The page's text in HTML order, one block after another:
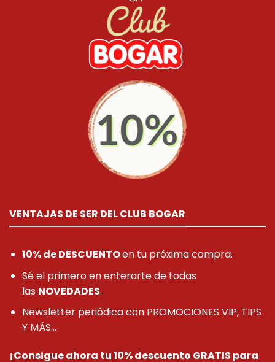
VENTAJAS DE SER DEL CLUB BOGAR
10% de DESCUENTOen tu próxima compra.
Sé el primero en enterarte de todas
las NOVEDADES.
Newsletter periódica con PROMOCIONES VIP, TIPS
Y MÁS...
¡Consigue ahora tu 10% descuento GRATIS para